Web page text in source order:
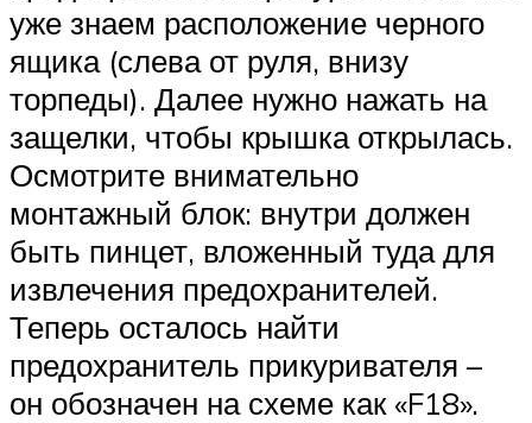
уже знаем расположение черного
ящика (слева от руля, внизу
торпеды). Далее нужно нажать на
защелки, чтобы крышка открылась.
Осмотрите внимательно
монтажный блок: внутри должен
быть пинцет, вложенный туда для
извлечения предохранителей.
Теперь осталось найти
предохранитель прикуривателя –
он обозначен на схеме как «F18».